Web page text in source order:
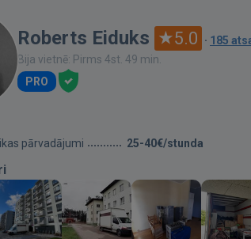
Roberts Eiduks 5.0 · 185
Bija vietnē: Pirms 4st. 49 min.
PRO
pārvadājumi 25-40€/stunda